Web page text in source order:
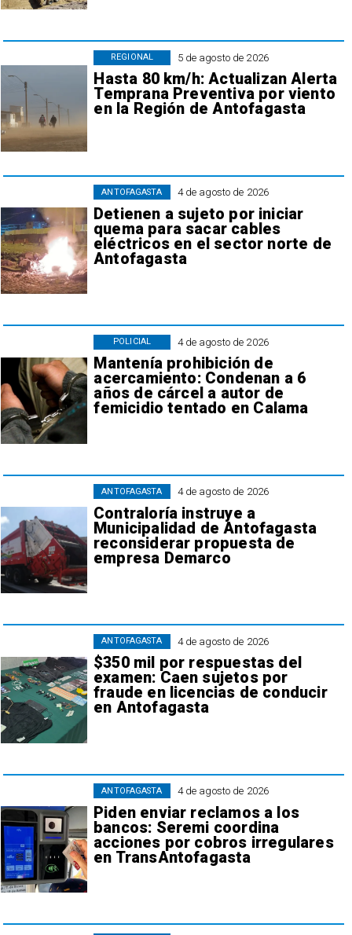
5 de agosto de 2026
Hasta 80 km/h: Actualizan Alerta
Temprana Preventiva por viento
en la Región de Antofagasta
REGIONAL
4 de agosto de 2026
Detienen a sujeto por iniciar
quema para sacar cables
eléctricos en el sector norte de
Antofagasta
ANTOFAGASTA
4 de agosto de 2026
Mantenía prohibición de
acercamiento: Condenan a 6
años de cárcel a autor de
femicidio tentado en Calama
POLICIAL
4 de agosto de 2026
Contraloría instruye a
Municipalidad de Antofagasta
reconsiderar propuesta de
empresa Demarco
ANTOFAGASTA
4 de agosto de 2026
$350 mil por respuestas del
examen: Caen sujetos por
fraude en licencias de conducir
en Antofagasta
ANTOFAGASTA
4 de agosto de 2026
Piden enviar reclamos a los
bancos: Seremi coordina
acciones por cobros irregulares
en TransAntofagasta
ANTOFAGASTA